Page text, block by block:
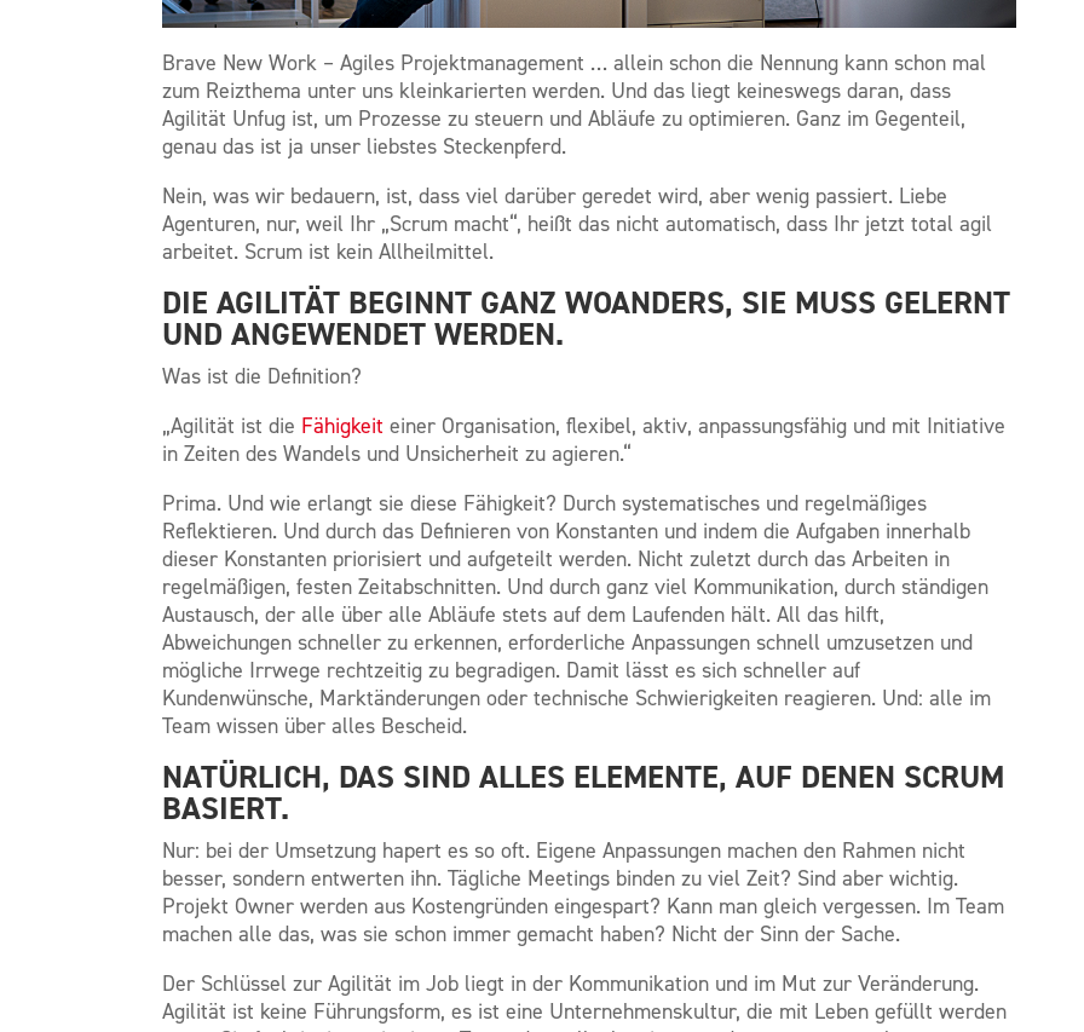
Brave New Work – Agiles Projektmanagement … allein schon die Nennung kann schon mal
zum Reizthema unter uns kleinkarierten werden. Und das liegt keineswegs daran, dass
Agilität Unfug ist, um Prozesse zu steuern und Abläufe zu optimieren. Ganz im Gegenteil,
genau das ist ja unser liebstes Steckenpferd.
Nein, was wir bedauern, ist, dass viel darüber geredet wird, aber wenig passiert. Liebe
Agenturen, nur, weil Ihr „Scrum macht“, heißt das nicht automatisch, dass Ihr jetzt total agil
arbeitet. Scrum ist kein Allheilmittel.
DIE AGILITÄT BEGINNT GANZ WOANDERS, SIE MUSS GELERNT
UND ANGEWENDET WERDEN.
Was ist die Definition?
„Agilität ist die Fähigkeit einer Organisation, flexibel, aktiv, anpassungsfähig und mit Initiative
in Zeiten des Wandels und Unsicherheit zu agieren.“
Prima. Und wie erlangt sie diese Fähigkeit? Durch systematisches und regelmäßiges
Reflektieren. Und durch das Definieren von Konstanten und indem die Aufgaben innerhalb
dieser Konstanten priorisiert und aufgeteilt werden. Nicht zuletzt durch das Arbeiten in
regelmäßigen, festen Zeitabschnitten. Und durch ganz viel Kommunikation, durch ständigen
Austausch, der alle über alle Abläufe stets auf dem Laufenden hält. All das hilft,
Abweichungen schneller zu erkennen, erforderliche Anpassungen schnell umzusetzen und
mögliche Irrwege rechtzeitig zu begradigen. Damit lässt es sich schneller auf
Kundenwünsche, Marktänderungen oder technische Schwierigkeiten reagieren. Und: alle im
Team wissen über alles Bescheid.
NATÜRLICH, DAS SIND ALLES ELEMENTE, AUF DENEN SCRUM
BASIERT.
Nur: bei der Umsetzung hapert es so oft. Eigene Anpassungen machen den Rahmen nicht
besser, sondern entwerten ihn. Tägliche Meetings binden zu viel Zeit? Sind aber wichtig.
Projekt Owner werden aus Kostengründen eingespart? Kann man gleich vergessen. Im Team
machen alle das, was sie schon immer gemacht haben? Nicht der Sinn der Sache.
Der Schlüssel zur Agilität im Job liegt in der Kommunikation und im Mut zur Veränderung.
Agilität ist keine Führungsform, es ist eine Unternehmenskultur, die mit Leben gefüllt werden